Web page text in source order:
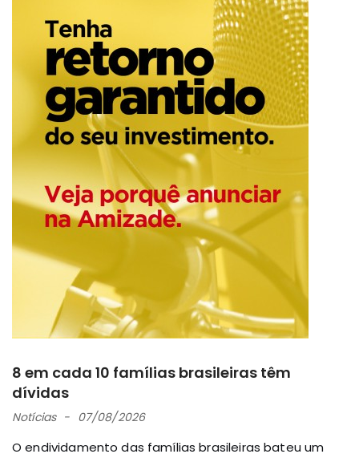
8 em cada 10 famílias brasileiras têm
dívidas
Notícias 07/08/2026
O endividamento das famílias brasileiras bateu um